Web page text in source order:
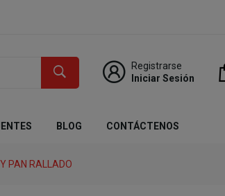
Registrarse
Iniciar Sesión
BLOG CONTÁCTENOS
PAN RALLADO